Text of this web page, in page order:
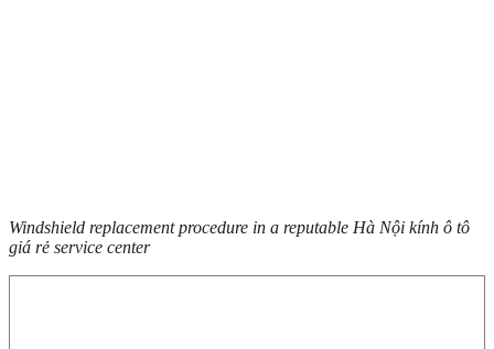
Windshield replacement procedure in a reputable Hà Nội kính ô tô
giá rẻ service center